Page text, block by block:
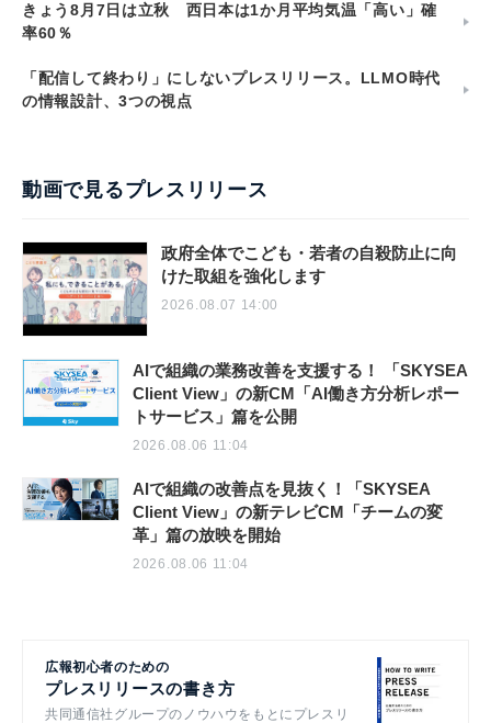
きょう8月7日は立秋 西日本は1か月平均気温「高い」確
率60％
「配信して終わり」にしないプレスリリース。LLMO時代
の情報設計、3つの視点
動画で見るプレスリリース
政府全体でこども・若者の自殺防止に向
けた取組を強化します
2026.08.07 14:00
AIで組織の業務改善を支援する！ 「SKYSEA
Client View」の新CM「AI働き方分析レポー
トサービス」篇を公開
2026.08.06 11:04
AIで組織の改善点を見抜く！「SKYSEA
Client View」の新テレビCM「チームの変
革」篇の放映を開始
2026.08.06 11:04
広報初心者のための
プレスリリースの書き方
共同通信社グループのノウハウをもとにプレスリ